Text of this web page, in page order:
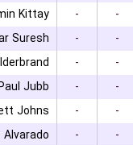
Kittay
- -
Suresh
- -
- -
Jubb
- -
Johns
- -
- -